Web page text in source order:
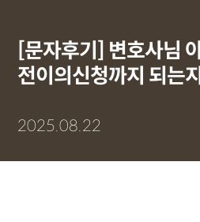
[문자후기] 변호사님
전이의신청까지 되는
2025.08.22